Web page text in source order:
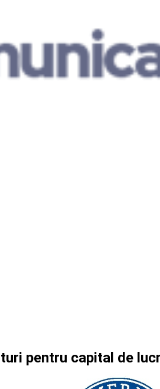
pentru capital de